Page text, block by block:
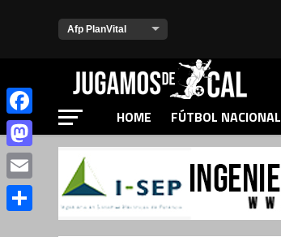
HOME FÚTBOL NACIONAL
Facebook
Mastodon
Email
Compartir